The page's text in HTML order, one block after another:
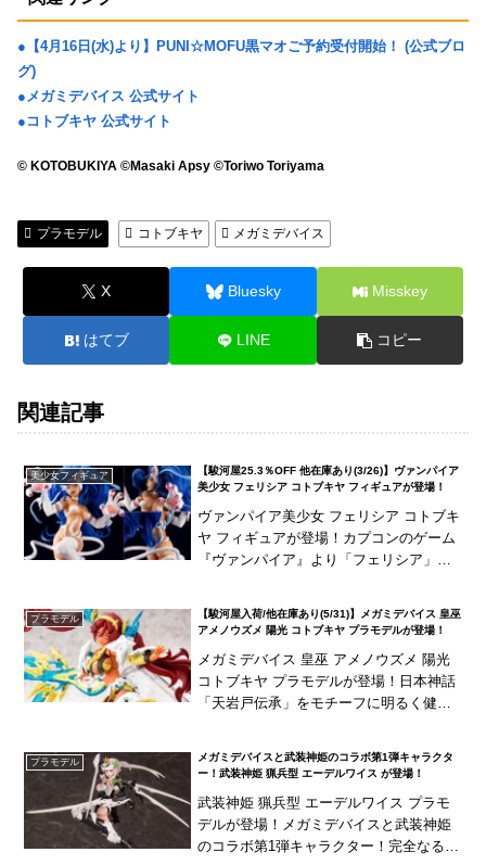
●【4月16日(水)より】PUNI☆MOFU黒マオご予約受付開始！ (公式ブロ
グ)
●メガミデバイス 公式サイト
●コトブキヤ 公式サイト
© KOTOBUKIYA ©Masaki Apsy ©Toriwo Toriyama
プラモデル コトブキヤ メガミデバイス
X Bluesky Misskey
はてブ LINE コピー
関連記事
美少女フィギュア
【駿河屋25.3％OFF 他在庫あり(3/26)】ヴァンパイア
美少女 フェリシア コトブキヤ フィギュアが登場！
ヴァンパイア美少女 フェリシア コトブキ
ヤ フィギュアが登場！カプコンのゲーム
『ヴァンパイア』より「フェリシア」がB
を山下...
プラモデル
【駿河屋入荷/他在庫あり(5/31)】メガミデバイス 皇巫
アメノウズメ 陽光 コトブキヤ プラモデルが登場！
メガミデバイス 皇巫 アメノウズメ 陽光
コトブキヤ プラモデルが登場！日本神話
「天岩戸伝承」をモチーフに明るく健康
プラモデル
メガミデバイスと武装神姫のコラボ第1弾キャラクタ
ー！武装神姫 猟兵型 エーデルワイス が登場！
武装神姫 猟兵型 エーデルワイス プラモ
デルが登場！メガミデバイスと武装神姫
のコラボ第1弾キャラクター！完全なる新